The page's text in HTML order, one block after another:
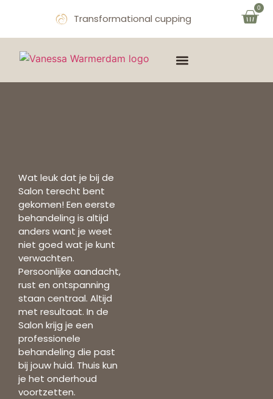
Transformational cupping
0
Wat leuk dat je bij de
Salon terecht bent
gekomen! Een eerste
behandeling is altijd
anders want je weet
niet goed wat je kunt
verwachten.
Persoonlijke aandacht,
rust en ontspanning
staan centraal. Altijd
met resultaat. In de
Salon krijg je een
professionele
behandeling die past
bij jouw huid. Thuis kun
je het onderhoud
voortzetten.